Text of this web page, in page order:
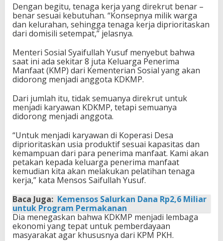
Dengan begitu, tenaga kerja yang direkrut benar –
benar sesuai kebutuhan. “Konsepnya milik warga
dan kelurahan, sehingga tenaga kerja diprioritaskan
dari domisili setempat,” jelasnya.
Menteri Sosial Syaifullah Yusuf menyebut bahwa
saat ini ada sekitar 8 juta Keluarga Penerima
Manfaat (KMP) dari Kementerian Sosial yang akan
didorong menjadi anggota KDKMP.
Dari jumlah itu, tidak semuanya direkrut untuk
menjadi karyawan KDKMP, tetapi semuanya
didorong menjadi anggota.
“Untuk menjadi karyawan di Koperasi Desa
diprioritaskan usia produktif sesuai kapasitas dan
kemampuan dari para penerima manfaat. Kami akan
petakan kepada keluarga penerima manfaat
kemudian kita akan melakukan pelatihan tenaga
kerja,” kata Mensos Saifullah Yusuf.
Baca Juga: Kemensos Salurkan Dana Rp2,6 Miliar
untuk Program Permakanan
Dia menegaskan bahwa KDKMP menjadi lembaga
ekonomi yang tepat untuk pemberdayaan
masyarakat agar khususnya dari KPM PKH.